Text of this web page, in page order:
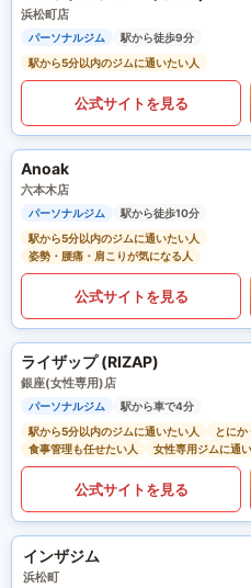
浜松町店
パーソナルジム
駅から徒歩9分
駅から5分以内のジムに通いたい人
公式サイトを見る
Anoak
六本木店
パーソナルジム
駅から徒歩10分
駅から5分以内のジムに通いたい人
姿勢・腰痛・肩こりが気になる人
公式サイトを見る
ライザップ (RIZAP)
銀座(女性専用)店
パーソナルジム
駅から車で4分
駅から5分以内のジムに通いたい人
とにか
食事管理も任せたい人
女性専用ジムに通
公式サイトを見る
インザジム
浜松町